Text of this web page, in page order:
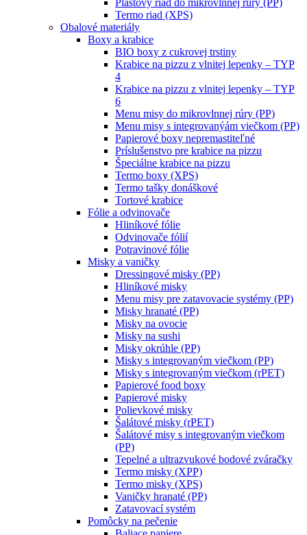
Termo riad (XPS)
Obalové materiály
Boxy a krabice
BIO boxy z cukrovej trstiny
Krabice na pizzu z vlnitej lepenky – TYP
4
Krabice na pizzu z vlnitej lepenky – TYP
6
Menu misy do mikrovlnnej rúry (PP)
Menu misy s integrovanýám viečkom (PP)
Papierové boxy nepremastiteľné
Príslušenstvo pre krabice na pizzu
Špeciálne krabice na pizzu
Termo boxy (XPS)
Termo tašky donáškové
Tortové krabice
Fólie a odvinovače
Hliníkové fólie
Odvinovače fólií
Potravinové fólie
Misky a vaničky
Dressingové misky (PP)
Hliníkové misky
Menu misy pre zatavovacie systémy (PP)
Misky hranaté (PP)
Misky na ovocie
Misky na sushi
Misky okrúhle (PP)
Misky s integrovaným viečkom (PP)
Misky s integrovaným viečkom (rPET)
Papierové food boxy
Papierové misky
Polievkové misky
Šalátové misky (rPET)
Šalátové misy s integrovaným viečkom
(PP)
Tepelné a ultrazvukové bodové zváračky
Termo misky (XPP)
Termo misky (XPS)
Vaničky hranaté (PP)
Zatavovací systém
Pomôcky na pečenie